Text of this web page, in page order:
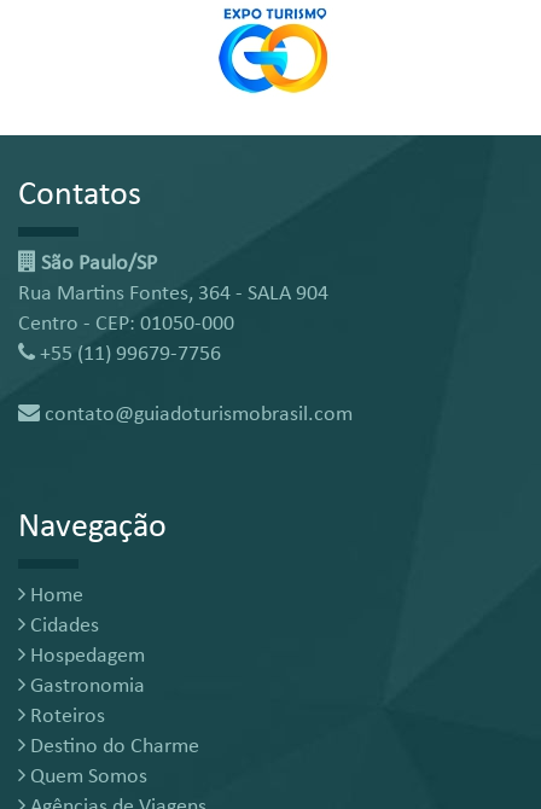
Contatos
São Paulo/SP
Rua Martins Fontes, 364 - SALA 904
Centro - CEP: 01050-000
+55 (11) 99679-7756
contato@guiadoturismobrasil.com
Navegação
Home
Cidades
Hospedagem
Gastronomia
Roteiros
Destino do Charme
Quem Somos